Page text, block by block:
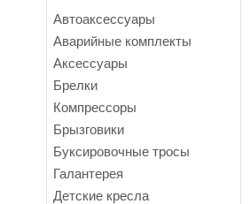
Автоаксессуары
Аварийные комплекты
Аксессуары
Брелки
Компрессоры
Брызговики
Буксировочные тросы
Галантерея
Детские кресла